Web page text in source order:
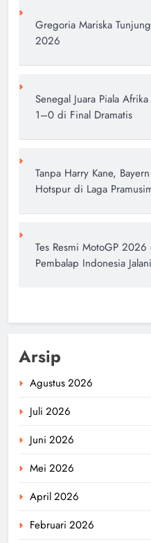
Gregoria Mariska
2026
Senegal Juara Piala
1–0 di Final Dramatis
Tanpa Harry Kane,
Hotspur di Laga
Tes Resmi MotoGP
Pembalap Indonesia
Arsip
Agustus 2026
Juli 2026
Juni 2026
Mei 2026
April 2026
Februari 2026